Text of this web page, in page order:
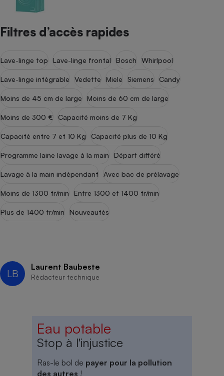
Filtres d’accès rapides
Lave-linge top Lave-linge frontal Bosch Whirlpool
Lave-linge intégrable Vedette Miele Siemens Candy
Moins de 45 cm de large Moins de 60 cm de large
Moins de 300 € Capacité moins de 7 Kg
Capacité entre 7 et 10 Kg Capacité plus de 10 Kg
Programme laine lavage à la main Départ différé
Lavage à la main indépendant Avec bac de prélavage
Moins de 1300 tr/min Entre 1300 et 1400 tr/min
Plus de 1400 tr/min Nouveautés
LB
Laurent Baubeste
Rédacteur technique
Eau potable
Stop à l'injustice
Ras-le bol de payer pour la pollution
des autres !